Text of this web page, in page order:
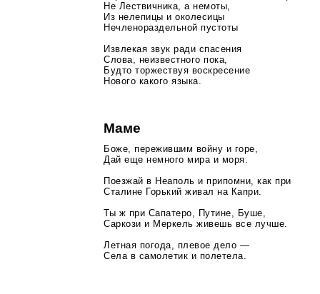
Не Лествичника, а немоты,
Из нелепицы и околесицы
Нечленораздельной пустоты
Извлекая звук ради спасения
Слова, неизвестного пока,
Будто торжествуя воскресение
Нового какого языка.
Маме
Боже, пережившим войну и горе,
Дай еще немного мира и моря.
Поезжай в Неаполь и припомни, как при
Сталине Горький живал на Капри.
Ты ж при Сапатеро, Путине, Буше,
Саркози и Меркель живешь все лучше.
Летная погода, плевое дело —
Села в самолетик и полетела.